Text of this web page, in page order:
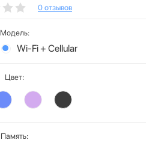
0 отзывов
Модель:
Wi-Fi + Cellular
Цвет:
Память: